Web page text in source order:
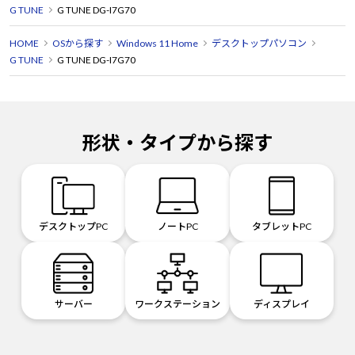
G TUNE
G TUNE DG-I7G70
HOME OSから探す Windows 11 Home
デスクトップパソコン
G TUNE
G TUNE DG-I7G70
形状・タイプから探す
デスクトップPC ノートPC タブレットPC
サーバー ワークステーション ディスプレイ